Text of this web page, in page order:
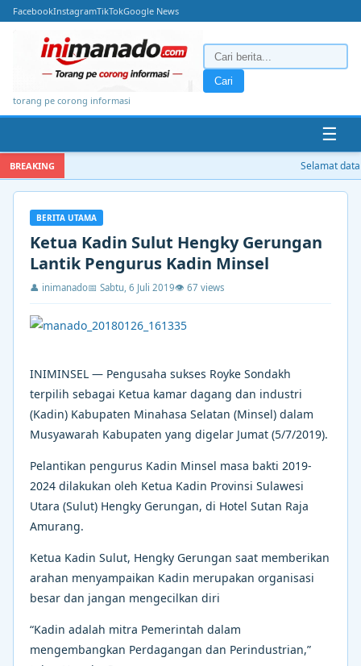
FacebookInstagramTikTokGoogle News
torang pe corong informasi
Cari
☰
BREAKING Selamat
BERITA UTAMA
Ketua Kadin Sulut Hengky Gerungan
Lantik Pengurus Kadin Minsel
👤 inimanado📅 Sabtu, 6 Juli 2019👁 67 views
INIMINSEL — Pengusaha sukses Royke Sondakh
terpilih sebagai Ketua kamar dagang dan industri
(Kadin) Kabupaten Minahasa Selatan (Minsel) dalam
Musyawarah Kabupaten yang digelar Jumat (5/7/2019).
Pelantikan pengurus Kadin Minsel masa bakti 2019-
2024 dilakukan oleh Ketua Kadin Provinsi Sulawesi
Utara (Sulut) Hengky Gerungan, di Hotel Sutan Raja
Amurang.
Ketua Kadin Sulut, Hengky Gerungan saat memberikan
arahan menyampaikan Kadin merupakan organisasi
besar dan jangan mengecilkan diri
“Kadin adalah mitra Pemerintah dalam
mengembangkan Perdagangan dan Perindustrian,”